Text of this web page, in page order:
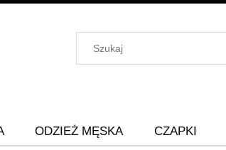
ODZIEŻ MĘSKA CZAPKI